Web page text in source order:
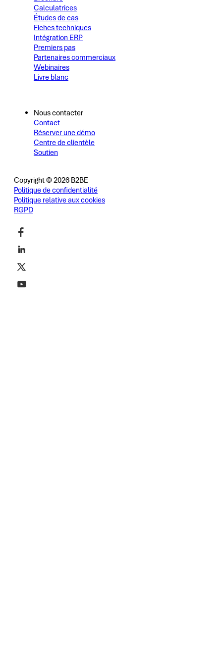
Calculatrices
Études de cas
Fiches techniques
Intégration ERP
Premiers pas
Partenaires commerciaux
Webinaires
Livre blanc
Nous contacter
Contact
Réserver une démo
Centre de clientèle
Soutien
Copyright © 2026 B2BE
Politique de confidentialité
Politique relative aux cookies
RGPD